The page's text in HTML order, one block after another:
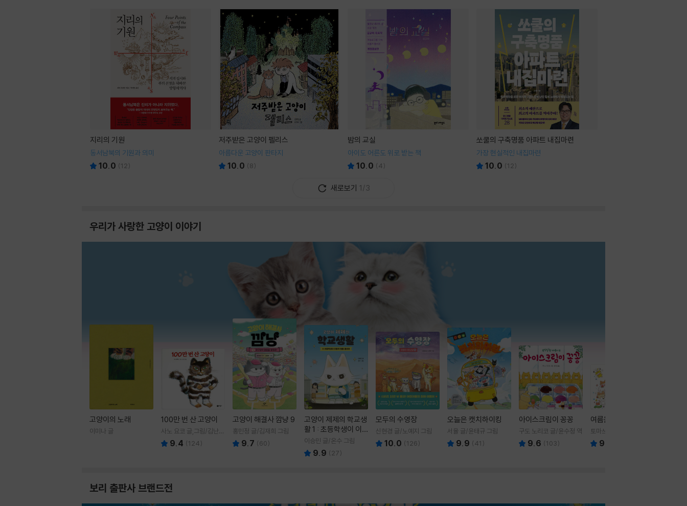
지리의 기원
동서남북의 기원과 의미
10.0 (12)
저주받은 고양이 펠리스
아름다운 고양이 판타지
10.0 (8)
밤의 교실
아이도 어른도 위로 받는 책
10.0 (4)
쏘쿨의 구축명품 아파트 내집마련
가장 현실적인 내집마련
10.0 (12)
새로보기 1/3
우리가 사랑한 고양이 이야기
고양이의 노래
이미나 글
100만 번 산 고양이
사노 요코 글,그림/김난주
역 9.4 (124)
고양이 해결사 깜냥 9
홍민정 글/김재희 그림
9.7 (60)
고양이 제제의 학교생
활 1 : 초등학생이 이
렇게 힘들 줄이야
이승민 글/온수 그림
9.9 ( 27)
모두의 수영장
신현경 글/노예지 그림
10.0 (126)
오늘은 캣치하이킹
서율 글/윤태규 그림
9.9 (41 )
아이스크림이 꽁꽁
구도 노리코 글/윤수정 역
9.6 (103)
여름을 부탁해
토마쓰리 글그림
9.8
보리 출판사 브랜드전